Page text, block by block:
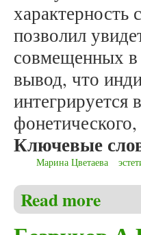
позволил
совмещенных в
вывод, что
интегрируется
Ключевые
Марина Цветаева
Read more